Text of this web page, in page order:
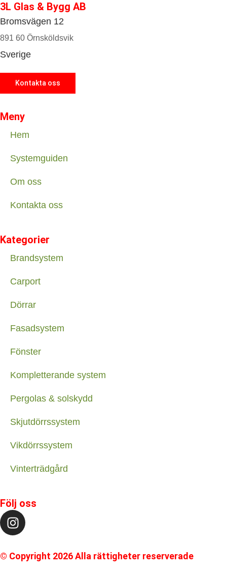
3L Glas & Bygg AB
Bromsvägen 12
891 60 Örnsköldsvik
Sverige
Kontakta oss
Meny
Hem
Systemguiden
Om oss
Kontakta oss
Kategorier
Brandsystem
Carport
Dörrar
Fasadsystem
Fönster
Kompletterande system
Pergolas & solskydd
Skjutdörrssystem
Vikdörrssystem
Vinterträdgård
Följ oss
© Copyright 2026 Alla rättigheter reserverade